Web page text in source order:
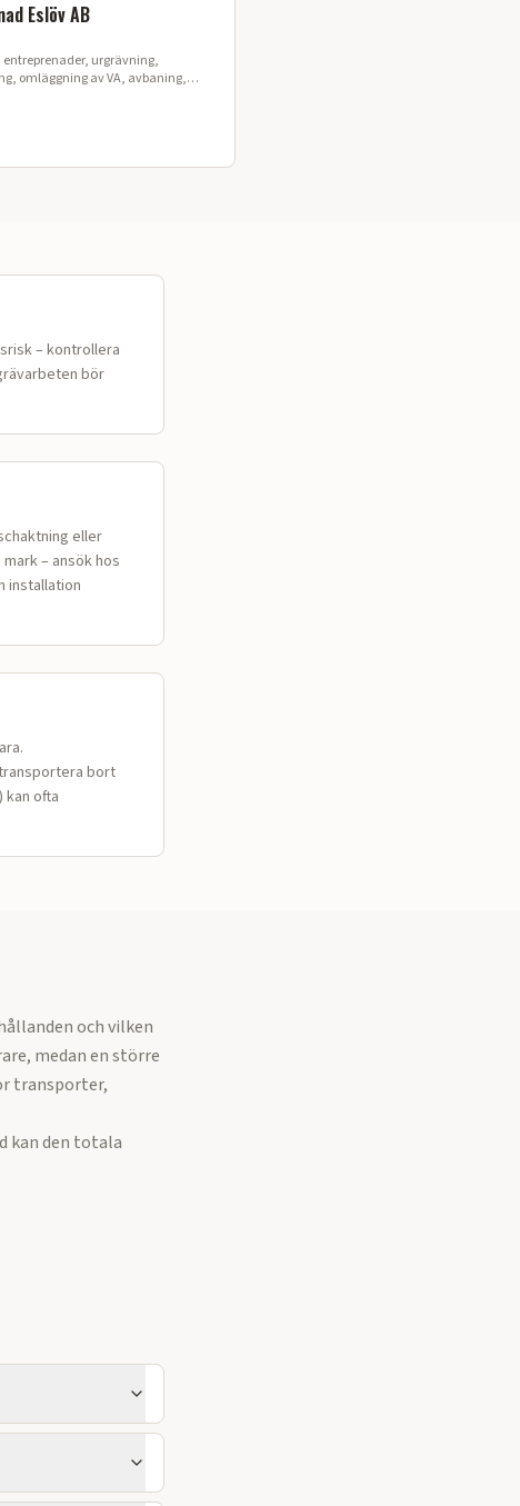
Eslöv AB
urgrävning,
omläggning av VA, avbaning,
vägarbeten, marksanering
– kontrollera
bör
eller
– ansök hos
installation
bort
ofta
och vilken
medan en större
transporter,
kan den totala